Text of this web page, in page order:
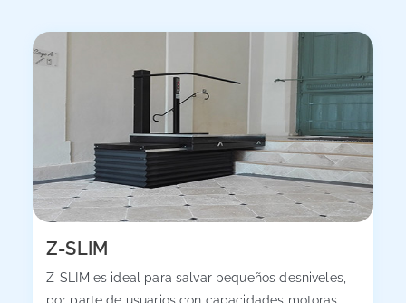
Z-SLIM
Z-SLIM es ideal para salvar pequeños desniveles,